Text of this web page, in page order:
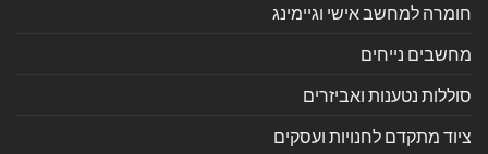
חומרה למחשב אישי וגיימינג
מחשבים נייחים
סוללות נטענות ואביזרים
ציוד מתקדם לחנויות ועסקים